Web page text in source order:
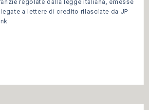
regolate dalla legge italiana, emesse
a lettere di credito rilasciate da JP